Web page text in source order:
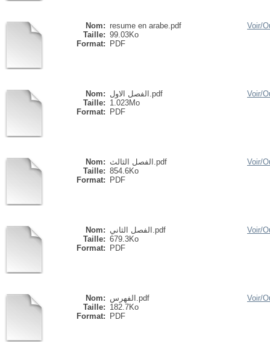
Nom: resume en arabe.pdf
Taille: 99.03Ko
Format:
PDF
Voir/
Nom:
الفصل الاول.pdf
Taille: 1.023Mo
Format:
PDF
Voir/
Nom:
الفصل الثالث.pdf
Taille: 854.6Ko
Format:
PDF
Voir/
Nom:
الفصل الثاني.pdf
Taille: 679.3Ko
Format:
PDF
Voir/
Nom:
الفهرس.pdf
Taille: 182.7Ko
Format:
PDF
Voir/